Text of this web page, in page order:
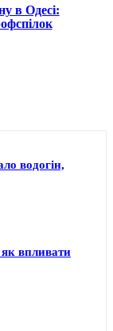
в Одесі:
водогін,
як впливати